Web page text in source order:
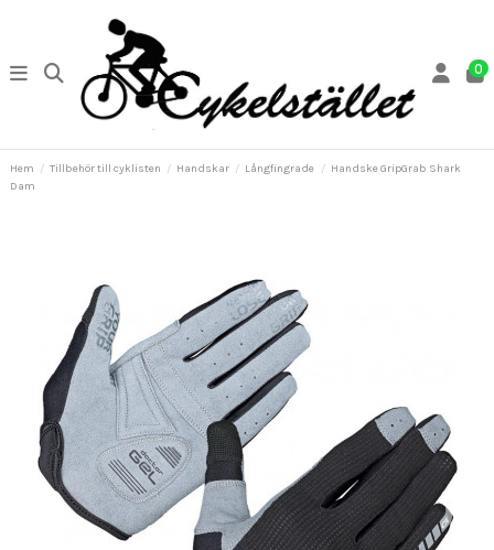
0
Hem Tillbehör till cyklisten Handskar Långfingrade
Handske GripGrab Shark
Dam